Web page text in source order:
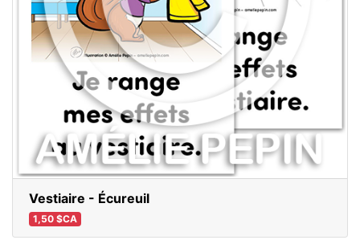
Vestiaire - Écureuil
1,50 $CA